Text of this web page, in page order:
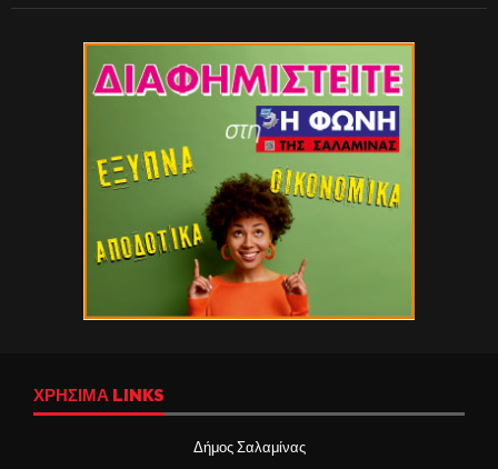
ΧΡΉΣΙΜΑ LINKS
Δήμος Σαλαμίνας